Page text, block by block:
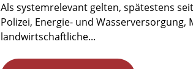
Als systemrelevant gelten, spätestens
Polizei, Energie- und
landwirtschaftliche...